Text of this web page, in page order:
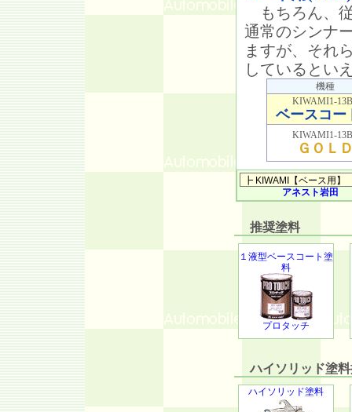
もちろん、
通常のシンナ
ますが、それ
しているとい
機種
KIWAMI1-
ベースコー
KIWAMI1-
ＧＯＬ
アネスト岩田
推奨塗料
１液型ベースコート塗
料
プロタッチ
ハイソリッド塗料
ハイソリッド塗料